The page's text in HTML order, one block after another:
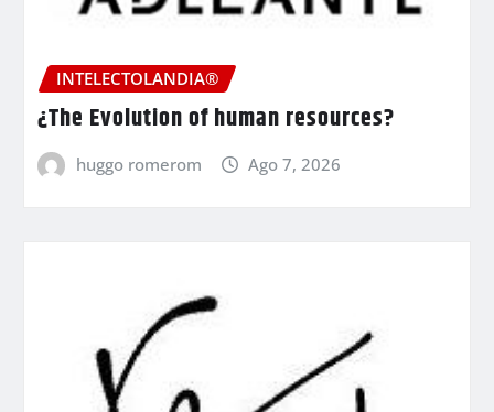
INTELECTOLANDIA®
¿The Evolution of human resources?
huggo romerom Ago 7, 2026